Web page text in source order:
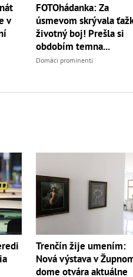
v
FOTOhádanka: Za
úsmevom skrývala
životný boj! Prešla si
obdobím temna...
Domáci prominenti
Trenčín žije umením:
Nová výstava v
dome otvára aktuálne